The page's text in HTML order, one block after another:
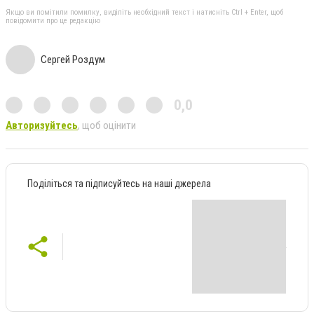
Якщо ви помітили помилку, виділіть необхідний текст і натисніть Ctrl + Enter, щоб
повідомити про це редакцію
Сергей Роздум
0,0
Авторизуйтесь, щоб оцінити
Поділіться та підписуйтесь на наші джерела